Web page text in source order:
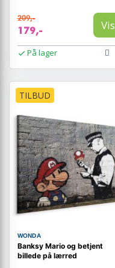
209,-
179,- Vis
På lager
TILBUD
WONDA
Banksy Mario og betjent
billede på lærred